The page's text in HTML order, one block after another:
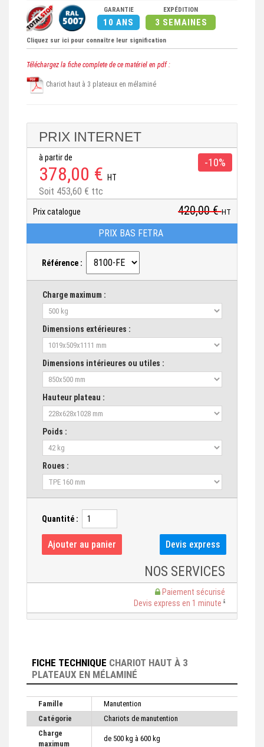
GARANTIE
10 ANS
EXPÉDITION
3 SEMAINES
Cliquez sur ici pour connaître leur signification
Téléchargez la fiche complete de ce matériel en pdf :
Chariot haut à 3 plateaux en mélaminé
PRIX INTERNET
à partir de
378,00 € HT
Soit 453,60 € ttc
-10%
Prix catalogue 420,00 €HT
PRIX BAS FETRA
Référence :
Charge maximum :
Dimensions extérieures :
Dimensions intérieures ou utiles :
Hauteur plateau :
Poids :
Roues :
Quantité :
NOS SERVICES
Paiement sécurisé
Devis express en 1 minute
FICHE TECHNIQUE CHARIOT HAUT À 3
PLATEAUX EN MÉLAMINÉ
Famille
Manutention
Catégorie
Chariots de manutention
Charge
maximum
de 500 kg à 600 kg